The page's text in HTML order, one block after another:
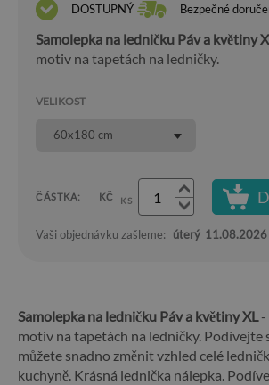
DOSTUPNÝ Bezpečné
Samolepka na ledničku Páv a květiny
motiv na tapetách na ledničky.
VELIKOST
60x180 cm
ČÁSTKA: KČ KS
Vaši objednávku zašleme: úterý 11.08.2026
Samolepka na ledničku Páv a květiny XL-
motiv na tapetách na ledničky. Podívejte
můžete snadno změnit vzhled celé
kuchyně. Krásná lednička nálepka.